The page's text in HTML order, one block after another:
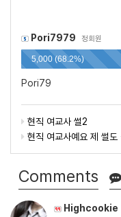
Pori7979 정회원
5,000 (68.2%)
Pori79
현직 여교사 썰2
현직 여교사예요 제 썰도
Comments
Highcookie